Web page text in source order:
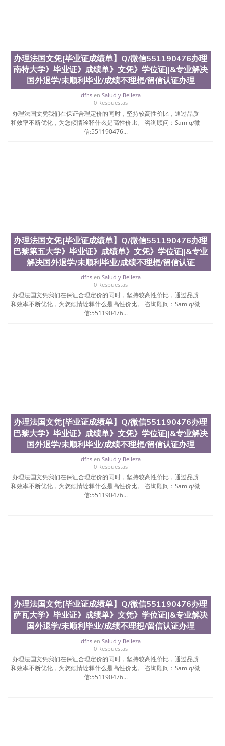
办理法国文凭[毕业证成绩单】Q/微信551190476办理
南特大学》毕业证》成绩单》文凭》学位证||&专业解决
国外退学/未顺利毕业/成绩不理想/留信认证办理
dfnsen Salud y Belleza
0 Respuestas
办理法国文凭我们在保证合理定价的同时，坚持较高性价比，通过品质
和效率不断优化，为您倾情诠释什么是高性价比。 咨询顾问：Sam q/微
信:551190476...
办理法国文凭[毕业证成绩单】Q/微信551190476办理
巴黎第五大学》毕业证》成绩单》文凭》学位证||&专业
解决国外退学/未顺利毕业/成绩不理想/留信认证
dfnsen Salud y Belleza
0 Respuestas
办理法国文凭我们在保证合理定价的同时，坚持较高性价比，通过品质
和效率不断优化，为您倾情诠释什么是高性价比。 咨询顾问：Sam q/微
信:551190476...
办理法国文凭[毕业证成绩单】Q/微信551190476办理
巴黎大学》毕业证》成绩单》文凭》学位证||&专业解决
国外退学/未顺利毕业/成绩不理想/留信认证办理
dfnsen Salud y Belleza
0 Respuestas
办理法国文凭我们在保证合理定价的同时，坚持较高性价比，通过品质
和效率不断优化，为您倾情诠释什么是高性价比。 咨询顾问：Sam q/微
信:551190476...
办理法国文凭[毕业证成绩单】Q/微信551190476办理
萨瓦大学》毕业证》成绩单》文凭》学位证||&专业解决
国外退学/未顺利毕业/成绩不理想/留信认证办理
dfnsen Salud y Belleza
0 Respuestas
办理法国文凭我们在保证合理定价的同时，坚持较高性价比，通过品质
和效率不断优化，为您倾情诠释什么是高性价比。 咨询顾问：Sam q/微
信:551190476...